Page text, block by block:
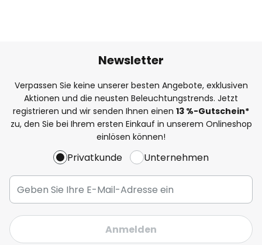
Newsletter
Verpassen Sie keine unserer besten Angebote, exklusiven
Aktionen und die neusten Beleuchtungstrends. Jetzt
registrieren und wir senden Ihnen einen 13 %-Gutschein*
zu, den Sie bei Ihrem ersten Einkauf in unserem Onlineshop
einlösen können!
Privatkunde Unternehmen
Anmelden